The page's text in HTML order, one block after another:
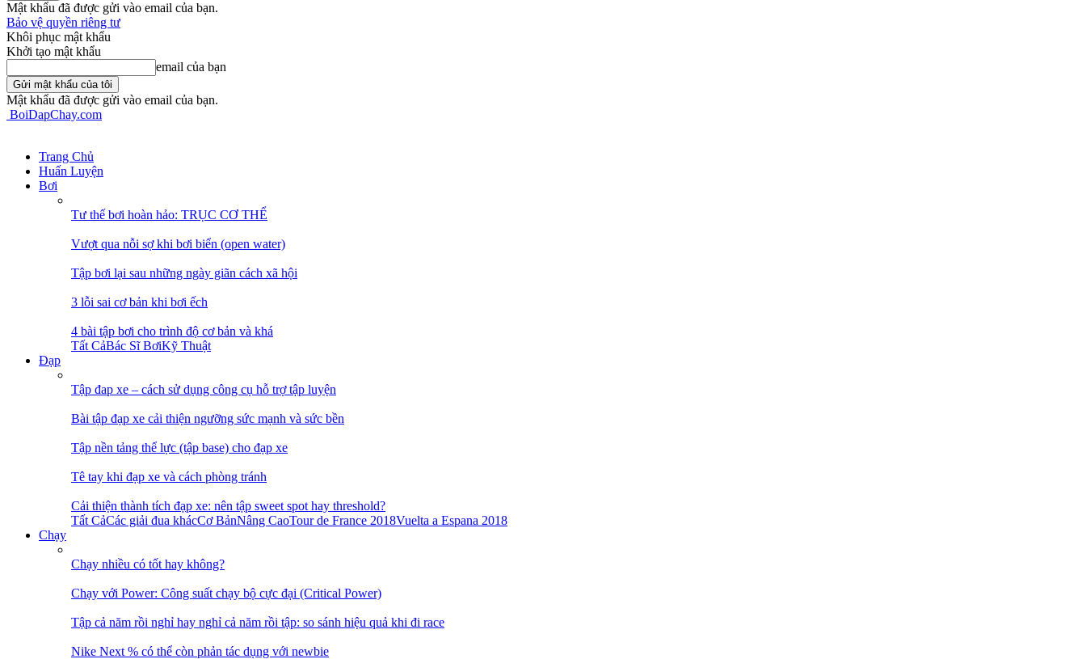
Mật khẩu đã được gửi vào email của bạn.
Bảo vệ quyền riêng tư
Khôi phục mật khẩu
Khởi tạo mật khẩu
email của bạn
Mật khẩu đã được gửi vào email của bạn.
BoiDapChay.com
Trang Chủ
Huấn Luyện
Bơi
Tư thế bơi hoàn hảo: TRỤC CƠ THỂ
Vượt qua nỗi sợ khi bơi biển (open water)
Tập bơi lại sau những ngày giãn cách xã hội
3 lỗi sai cơ bản khi bơi ếch
4 bài tập bơi cho trình độ cơ bản và khá
Tất CảBác Sĩ BơiKỹ Thuật
Đạp
Tập đap xe – cách sử dụng công cụ hỗ trợ tập luyện
Bài tập đạp xe cải thiện ngưỡng sức mạnh và sức bền
Tập nền tảng thể lực (tập base) cho đạp xe
Tê tay khi đạp xe và cách phòng tránh
Cải thiện thành tích đạp xe: nên tập sweet spot hay threshold?
Tất CảCác giải đua khácCơ BảnNâng CaoTour de France 2018Vuelta a Espana 2018
Chạy
Chạy nhiều có tốt hay không?
Chạy với Power: Công suất chạy bộ cực đại (Critical Power)
Tập cả năm rồi nghỉ hay nghỉ cả năm rồi tập: so sánh hiệu quả khi đi race
Nike Next % có thể còn phản tác dụng với newbie